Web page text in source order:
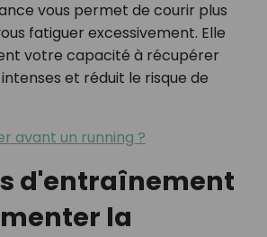
vous permet de courir plus
fatiguer excessivement. Elle
votre capacité à récupérer
et réduit le risque de
avant un running ?
d'entraînement
la